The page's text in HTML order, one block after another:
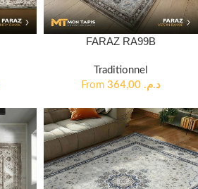
FARAZ RA99B
Traditionnel
From
د.م.